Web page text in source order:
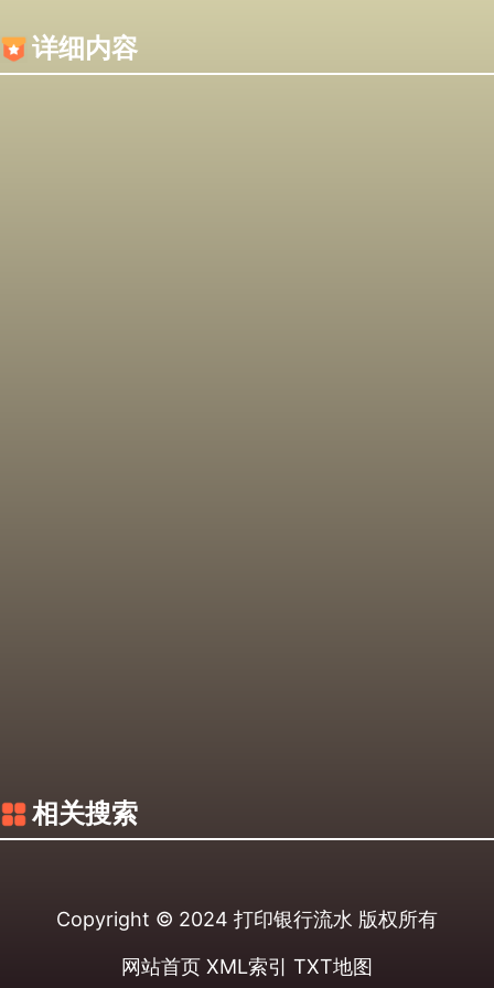
详细内容
相关搜索
Copyright © 2024 打印银行流水 版权所有
网站首页 XML索引 TXT地图